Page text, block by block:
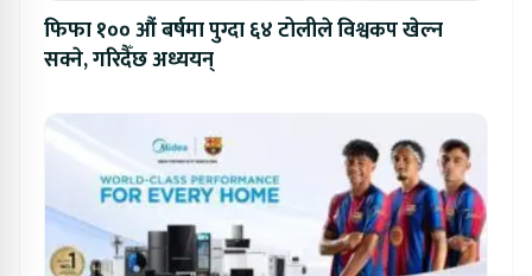
फिफा १०० औं बर्षमा पुग्दा ६४ टोलीले विश्वकप खेल्न
सक्ने, गरिदैँछ अध्ययन्